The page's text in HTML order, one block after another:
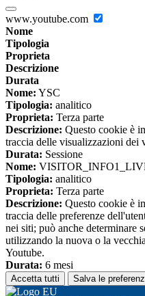
www.youtube.com
Nome
Tipologia
Proprieta
Descrizione
Durata
Nome: YSC
Tipologia: analitico
Proprieta: Terza parte
Descrizione: Questo cookie è
traccia delle visualizzazioni dei
Durata: Sessione
Nome:
Tipologia: analitico
Proprieta: Terza parte
Descrizione: Questo cookie è
traccia delle preferenze
nei siti; può anche determinare
utilizzando la nuova o la
Youtube.
Durata: 6 mesi
Accetta tutti Salva le